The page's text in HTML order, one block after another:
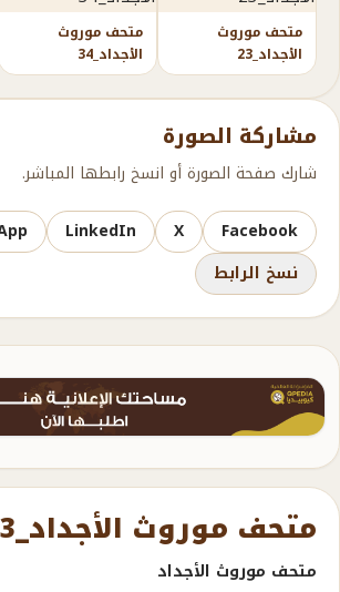
متحف موروث
الأجداد_23
متحف موروث
الأجداد_34
مشاركة الصورة
شارك صفحة الصورة أو انسخ رابطها المباشر.
Facebook
X
LinkedIn
نسخ الرابط
متحف موروث الأجداد_13
متحف موروث الأجداد